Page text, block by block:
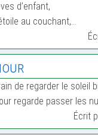
d’enfant,
au couchant,…
de regarder le soleil
regarde passer les
Écrit